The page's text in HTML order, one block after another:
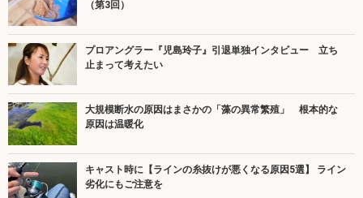
（第3回）
プロアングラー『児島玲子』引退単独インタビュー 立ち
止まって考えたい
大規模断水の原因はまさかの「藻の異常繁殖」 根本的な
原因は温暖化
キャスト時に【ラインの糸抜けが悪くなる原因5選】 ライン
劣化にもご注意を